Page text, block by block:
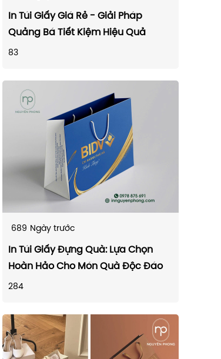
In Túi Giấy Giá Rẻ - Giải Pháp
Quảng Bá Tiết Kiệm Hiệu Quả
83
689 Ngày trước
In Túi Giấy Đựng Quà: Lựa Chọn
Hoàn Hảo Cho Món Quà Độc Đáo
284